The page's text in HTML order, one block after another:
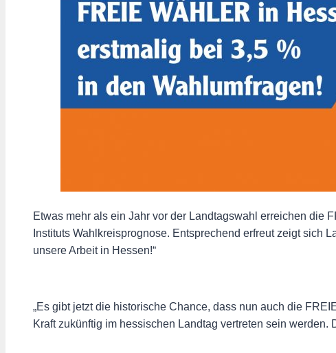
Etwas mehr als ein Jahr vor der Landtagswahl erreichen die
Instituts Wahlkreisprognose. Entsprechend erfreut zeigt sich
unsere Arbeit in Hessen!“
„Es gibt jetzt die historische Chance, dass nun auch die
Kraft zukünftig im hessischen Landtag vertreten sein